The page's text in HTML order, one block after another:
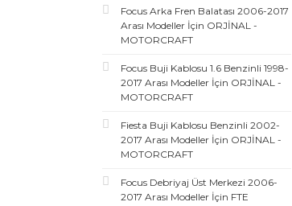
Focus Arka Fren Balatası 2006-2017
Arası Modeller İçin ORJİNAL -
MOTORCRAFT
Focus Buji Kablosu 1.6 Benzinli 1998-
2017 Arası Modeller İçin ORJİNAL -
MOTORCRAFT
Fiesta Buji Kablosu Benzinli 2002-
2017 Arası Modeller İçin ORJİNAL -
MOTORCRAFT
Focus Debriyaj Üst Merkezi 2006-
2017 Arası Modeller İçin FTE